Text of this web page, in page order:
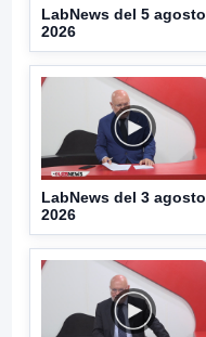
LabNews del 5 agosto
2026
LabNews del 3 agosto
2026